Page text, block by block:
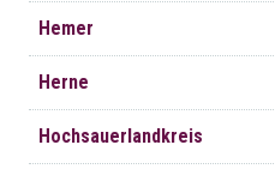
Hemer
Herne
Hochsauerlandkreis